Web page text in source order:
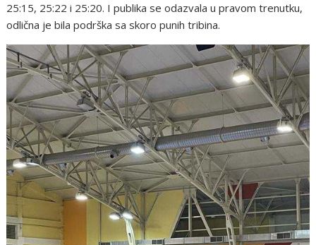
25:15, 25:22 i 25:20. I publika se odazvala u pravom trenutku,
odlična je bila podrška sa skoro punih tribina.